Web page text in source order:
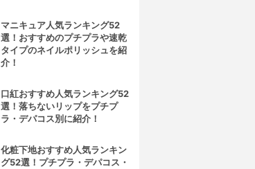
マニキュア人気ランキング52
選！おすすめのプチプラや速乾
タイプのネイルポリッシュを紹
介！
口紅おすすめ人気ランキング52
選！落ちないリップをプチプ
ラ・デパコス別に紹介！
化粧下地おすすめ人気ランキン
グ52選！プチプラ・デパコス・